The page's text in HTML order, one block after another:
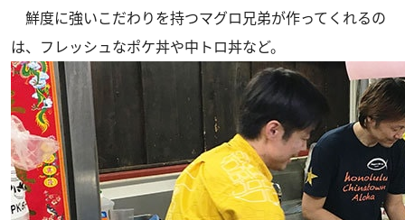
鮮度に強いこだわりを持つマグロ兄弟が作ってくれるの
は、フレッシュなポケ丼や中トロ丼など。